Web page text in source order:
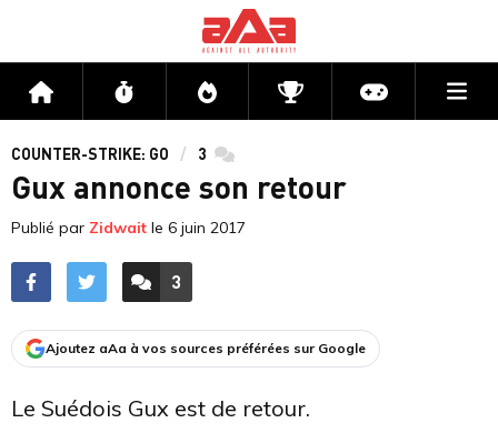
Accueil Flux Directs CompétitionsActu jeux
COUNTER-STRIKE: GO 3 commentaires
Gux annonce son retour
Publié par Zidwait le 6 juin 2017
ACCÉDER AUX
3
COMMENTAIRES
Ajoutez aAa à vos sources préférées sur Google
Le Suédois Gux est de retour.